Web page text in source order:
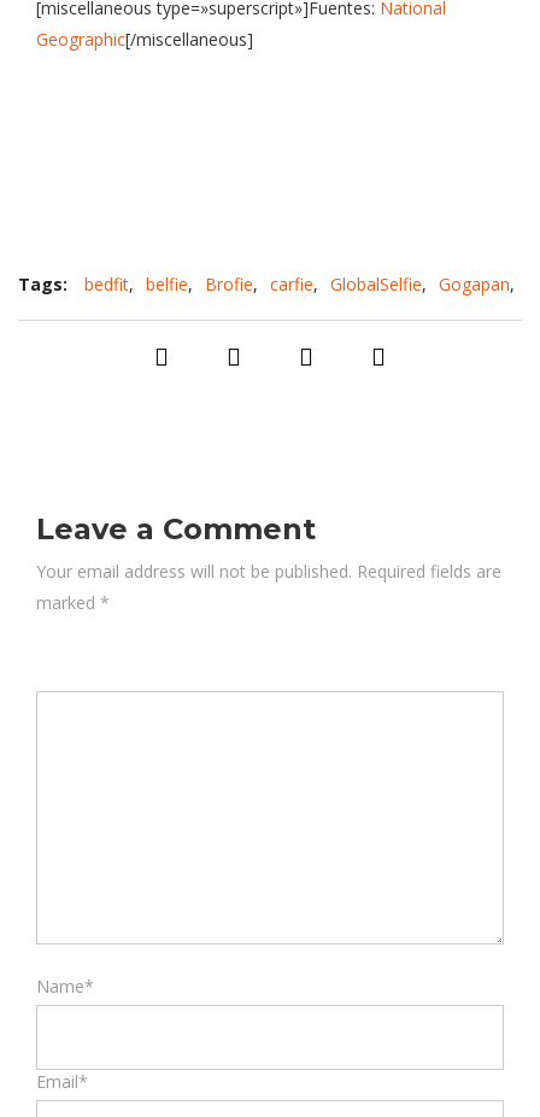
[miscellaneous type=»superscript»]Fuentes: National
Geographic[/miscellaneous]
Tags: bedfit, belfie, Brofie, carfie, GlobalSelfie, Gogapan,
Leave a Comment
Your email address will not be published. Required fields are
marked *
Name*
Email*